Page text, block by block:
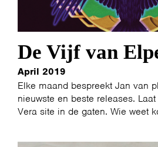
De Vijf van
April 2019
Elke maand bespreekt Jan van
nieuwste en beste releases.
Vera site in de gaten. Wie weet